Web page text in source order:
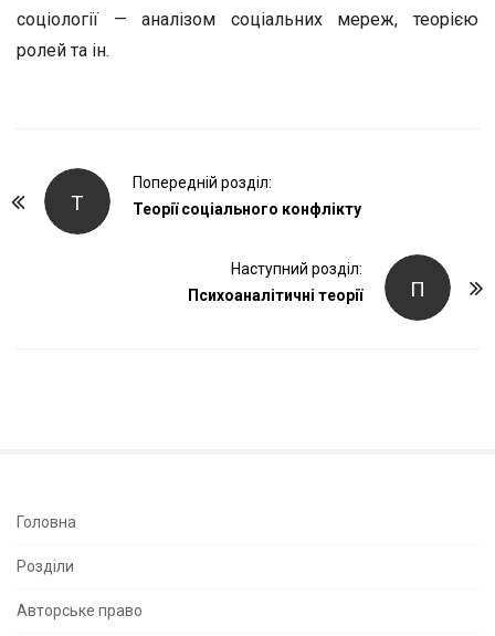
соціології — аналізом соціальних мереж, теорією
ролей та ін.
Т
Попередній розділ:
Теорії соціального конфлікту
П
Наступний розділ:
Психоаналітичні теорії
S
e
Головна
Розділи
Авторське право